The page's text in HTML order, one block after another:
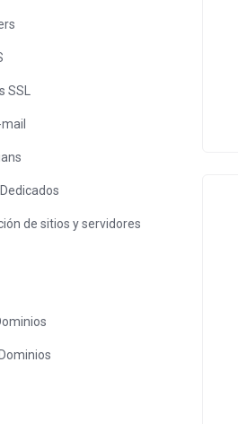
de sitios y servidores